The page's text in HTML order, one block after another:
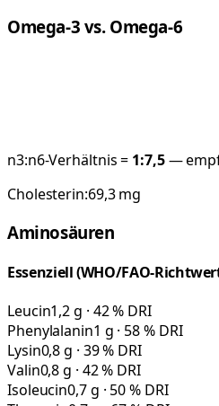
Omega-3 vs. Omega-6
n3:n6-Verhältnis = 1:7,5—
Cholesterin:69,3mg
Aminosäuren
Essenziell (WHO/FAO-
Leucin1,2 g · 42 % DRI
Phenylalanin1 g · 58 % DRI
Lysin0,8 g · 39 % DRI
Valin0,8 g · 42 % DRI
Isoleucin0,7 g · 50 % DRI